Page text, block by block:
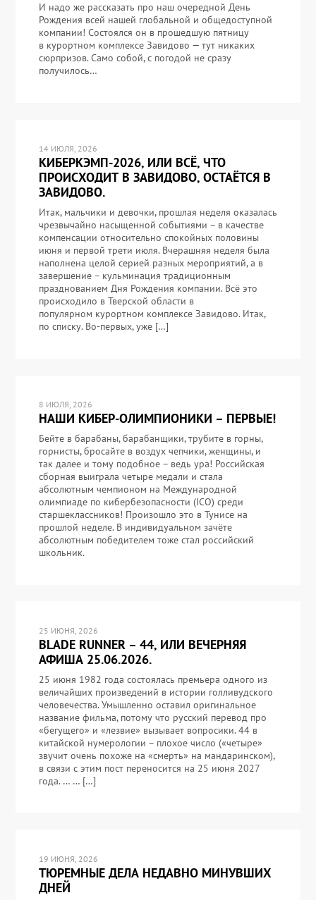
И надо же рассказать про наш очередной День
Рождения всей нашей глобальной и общедоступной
компании! Состоялся он в прошедшую пятницу
в курортном комплексе Завидово — тут никаких
сюрпризов. Само собой, с погодой не сразу
получилось…
14 ИЮЛЯ, 2026
КИБЕРКЭМП-2026, ИЛИ ВСЁ, ЧТО
ПРОИСХОДИТ В ЗАВИДОВО, ОСТАЁТСЯ В
ЗАВИДОВО.
Итак, мальчики и девочки, прошлая неделя оказалась
чрезвычайно насыщенной событиями – в качестве
компенсации относительно спокойных половины
июня и первой трети июля. Вчерашняя неделя была
наполнена целой серией разных мероприятий, а в
завершение – кульминация традиционным
празднованием Дня Рождения компании. Всё это
происходило в Тверской области в
популярном курортном комплексе Завидово. Итак,
по списку. Во-первых, уже […]
8 ИЮЛЯ, 2026
НАШИ КИБЕР-ОЛИМПИОНИКИ – ПЕРВЫЕ!
Бейте в барабаны, барабанщики, трубите в горны,
горнисты, бросайте в воздух чепчики, женщины, и
так далее и тому подобное – ведь ура! Российская
сборная выиграла четыре медали и стала
абсолютным чемпионом на Международной
олимпиаде по кибербезопасности (ICO) среди
старшеклассников! Произошло это в Тунисе на
прошлой неделе. В индивидуальном зачёте
абсолютным победителем тоже стал российский
школьник.
25 ИЮНЯ, 2026
BLADE RUNNER – 44, ИЛИ ВЕЧЕРНЯЯ
АФИША 25.06.2026.
25 июня 1982 года состоялась премьера одного из
величайших произведений в истории голливудского
человечества. Умышленно оставил оригинальное
название фильма, потому что русский перевод про
«бегущего» и «лезвие» вызывает вопросики. 44 в
китайской нумерологии – плохое число («четыре»
звучит очень похоже на «смерть» на мандаринском),
в связи с этим пост переносится на 25 июня 2027
года. … … […]
19 ИЮНЯ, 2026
ТЮРЕМНЫЕ ДЕЛА НЕДАВНО МИНУВШИХ
ДНЕЙ